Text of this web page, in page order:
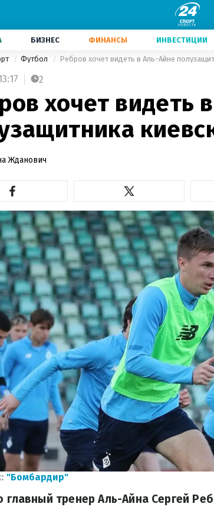
БИЗНЕС ФИНАНСЫ ИНВЕСТИЦИИ
Футбол Ребров хочет видеть в Аль-Айне
2
хочет видеть
Жданович
"Бомбардир"
главный тренер Аль-Айна Сергей